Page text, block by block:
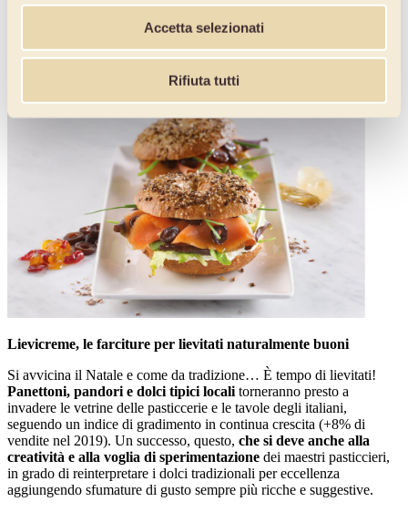
Accetta selezionati
Rifiuta tutti
o semplicemente servite tal quali in abbinamento a salumi e
formaggi durante gli aperitivi.
Lievicreme, le farciture per lievitati naturalmente buoni
Si avvicina il Natale e come da tradizione… È tempo di lievitati!
Panettoni, pandori e dolci tipici localitorneranno presto a
invadere le vetrine delle pasticcerie e le tavole degli italiani,
seguendo un indice di gradimento in continua crescita (+8% di
vendite nel 2019). Un successo, questo, che si deve anche alla
creatività e alla voglia di sperimentazione dei maestri pasticcieri,
in grado di reinterpretare i dolci tradizionali per eccellenza
aggiungendo sfumature di gusto sempre più ricche e suggestive.